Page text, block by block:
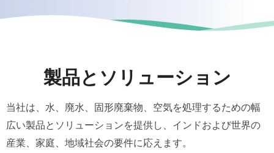
製品とソリューション
当社は、水、廃水、固形廃棄物、空気を処理するための幅
広い製品とソリューションを提供し、インドおよび世界の
産業、家庭、地域社会の要件に応えます。